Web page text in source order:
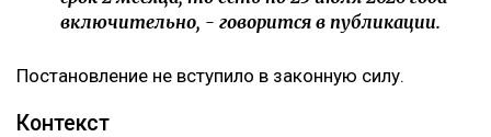
включительно, - говорится в публикации.
Постановление не вступило в законную силу.
Контекст